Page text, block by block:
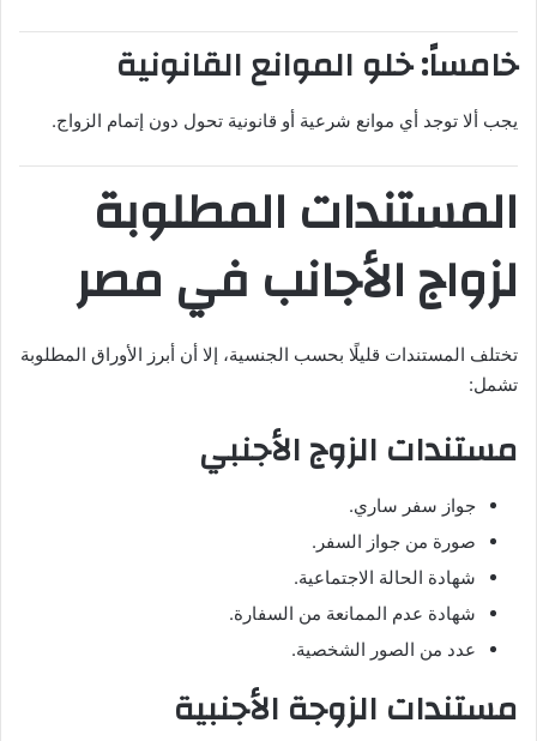
خامساً: خلو الموانع القانونية
يجب ألا توجد أي موانع شرعية أو قانونية تحول دون إتمام الزواج.
المستندات المطلوبة
لزواج الأجانب في مصر
تختلف المستندات قليلًا بحسب الجنسية، إلا أن أبرز الأوراق المطلوبة
تشمل:
مستندات الزوج الأجنبي
جواز سفر ساري.
صورة من جواز السفر.
شهادة الحالة الاجتماعية.
شهادة عدم الممانعة من السفارة.
عدد من الصور الشخصية.
مستندات الزوجة الأجنبية